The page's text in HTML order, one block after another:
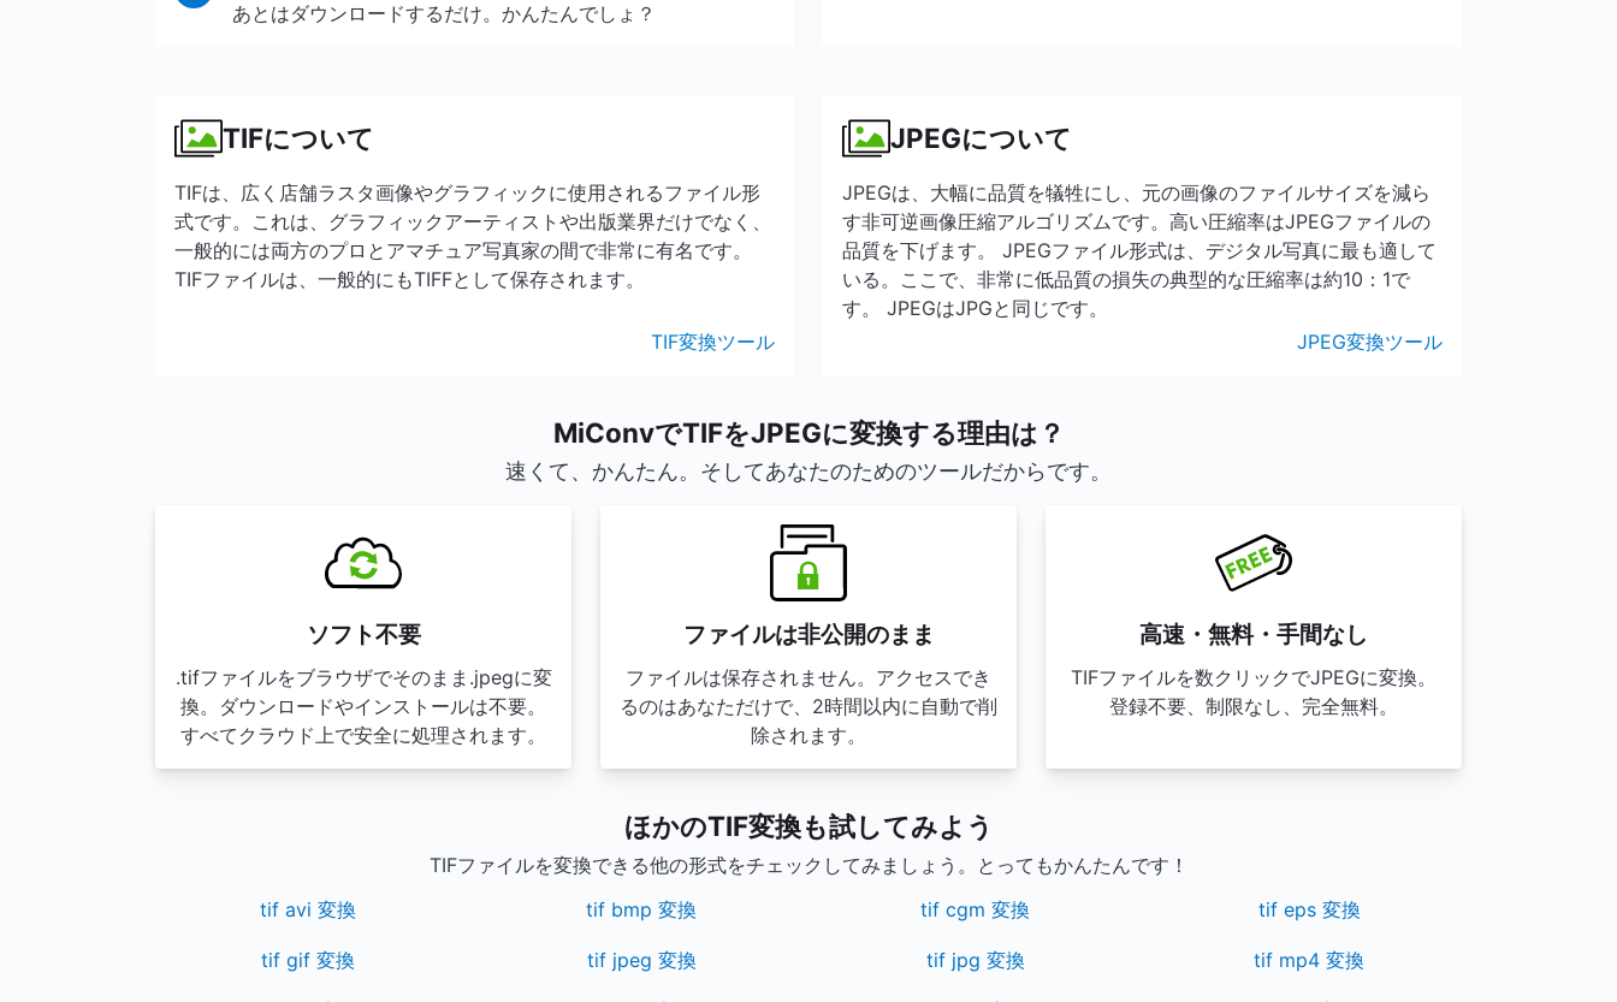
あとはダウンロードするだけ。かんたんでしょ？
TIFについて
TIFは、広く店舗ラスタ画像やグラフィックに使用されるファイル形
式です。これは、グラフィックアーティストや出版業界だけでなく、
一般的には両方のプロとアマチュア写真家の間で非常に有名です。
TIFファイルは、一般的にもTIFFとして保存されます。
TIF変換ツール
JPEGについて
JPEGは、大幅に品質を犠牲にし、元の画像のファイルサイズを減ら
す非可逆画像圧縮アルゴリズムです。高い圧縮率はJPEGファイルの
品質を下げます。 JPEGファイル形式は、デジタル写真に最も適して
いる。ここで、非常に低品質の損失の典型的な圧縮率は約10：1で
す。 JPEGはJPGと同じです。
JPEG変換ツール
MiConvでTIFをJPEGに変換する理由は？
速くて、かんたん。そしてあなたのためのツールだからです。
ソフト不要
.tifファイルをブラウザでそのまま.jpegに変
換。ダウンロードやインストールは不要。
すべてクラウド上で安全に処理されます。
ファイルは非公開のまま
ファイルは保存されません。アクセスでき
るのはあなただけで、2時間以内に自動で削
除されます。
高速・無料・手間なし
TIFファイルを数クリックでJPEGに変換。
登録不要、制限なし、完全無料。
ほかのTIF変換も試してみよう
TIFファイルを変換できる他の形式をチェックしてみましょう。とってもかんたんです！
tif avi 変換
tif bmp 変換 tif cgm 変換 tif eps 変換
tif gif 変換 tif jpeg 変換 tif jpg 変換 tif mp4 変換